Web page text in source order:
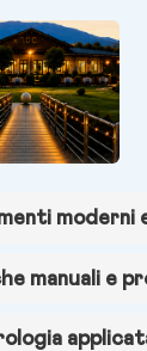
moderni
manuali e